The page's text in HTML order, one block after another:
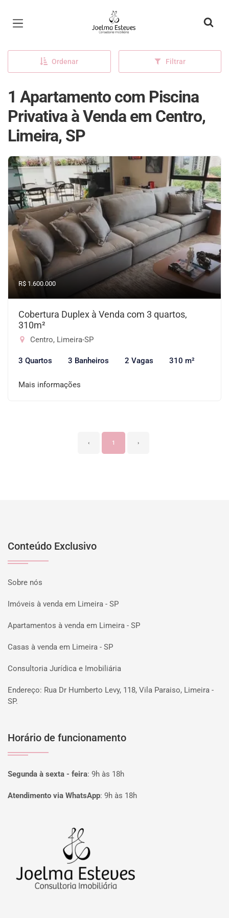
Página inicial
Ordenar Filtrar
1 Apartamento com Piscina
Privativa à Venda em Centro,
Limeira, SP
R$ 1.600.000
Cobertura Duplex à Venda com 3 quartos,
310m²
Centro, Limeira-SP
3 Quartos 3 Banheiros 2 Vagas 310 m²
Mais informações
‹ 1 ›
Conteúdo Exclusivo
Sobre nós
Imóveis à venda em Limeira - SP
Apartamentos à venda em Limeira - SP
Casas à venda em Limeira - SP
Consultoria Jurídica e Imobiliária
Endereço: Rua Dr Humberto Levy, 118, Vila Paraiso, Limeira -
SP.
Horário de funcionamento
Segunda à sexta - feira: 9h às 18h
Atendimento via WhatsApp: 9h às 18h